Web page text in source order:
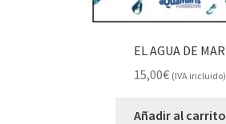
EL AGUA DE MAR
15,00€ (IVA incluido)
Añadir al carrito